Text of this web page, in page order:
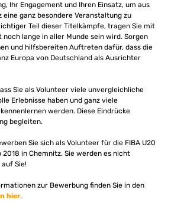
Ihr Engagement und Ihren Einsatz, um aus
eine ganz besondere Veranstaltung zu
Teil dieser Titelkämpfe, tragen Sie mit
noch lange in aller Munde sein wird. Sorgen
und hilfsbereiten Auftreten dafür, dass die
Europa von Deutschland als Ausrichter
Sie als Volunteer viele unvergleichliche
Erlebnisse haben und ganz viele
werden. Diese Eindrücke
begleiten.
Sie sich als Volunteer für die FIBA U20
2018 in Chemnitz. Sie werden es nicht
Sie!
zur Bewerbung finden Sie in den
hier.